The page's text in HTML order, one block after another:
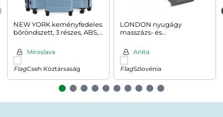
NEW YORK keményfedeles
bőröndszett, 3 részes, ABS,
Miroslava
Cseh Köztársaság
LONDON nyugágy
masszázs- és
186×55×89cm, szürke
Anita
Szlovénia